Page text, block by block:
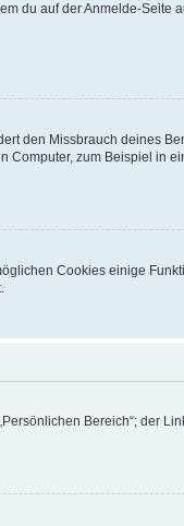
du auf der Anmelde-Seite
den Missbrauch deines
zum Beispiel in
Cookies einige
Bereich“; der